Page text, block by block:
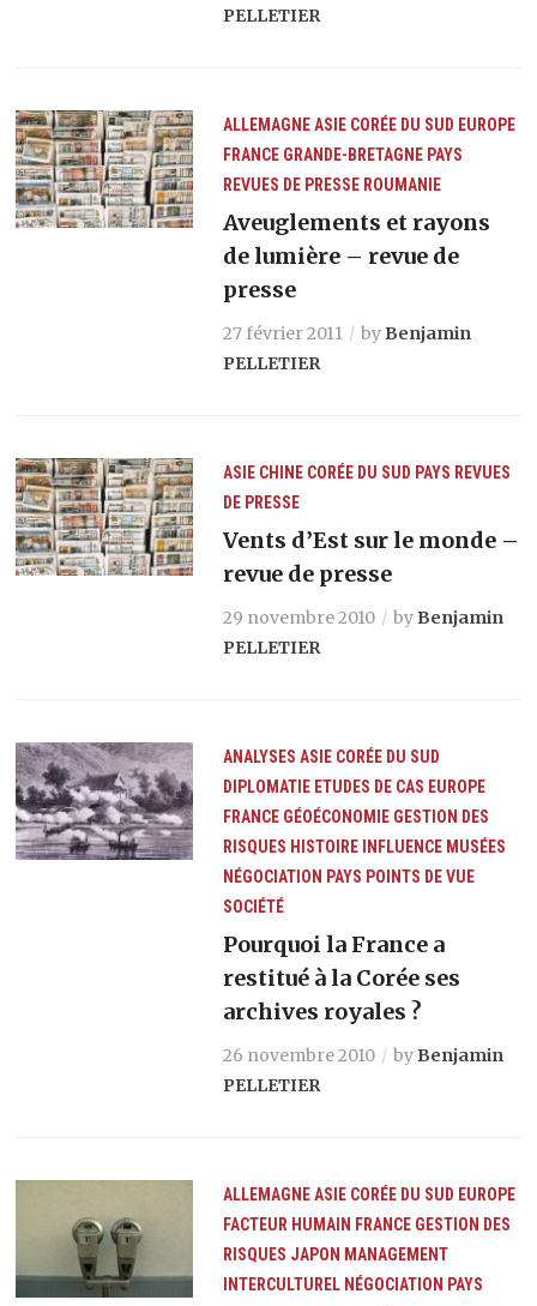
PELLETIER
ALLEMAGNEASIE CORÉE DU SUD EUROPE
FRANCE GRANDE-BRETAGNE PAYS
REVUES DE PRESSE ROUMANIE
Aveuglements et rayons
de lumière – revue de
presse
27 février 2011 by Benjamin
PELLETIER
ASIE CHINE CORÉE DU SUD PAYS REVUES
DE PRESSE
Vents d’Est sur le monde –
revue de presse
29 novembre 2010 by Benjamin
PELLETIER
ANALYSES ASIE CORÉE DU SUD
DIPLOMATIE ETUDES DE CAS EUROPE
FRANCE GÉOÉCONOMIE GESTION DES
RISQUES HISTOIRE INFLUENCE MUSÉES
NÉGOCIATION PAYS POINTS DE VUE
SOCIÉTÉ
Pourquoi la France a
restitué à la Corée ses
archives royales ?
26 novembre 2010 by Benjamin
PELLETIER
ALLEMAGNEASIE CORÉE DU SUD EUROPE
FACTEUR HUMAIN FRANCE GESTION DES
RISQUES JAPON MANAGEMENT
INTERCULTUREL NÉGOCIATION PAYS